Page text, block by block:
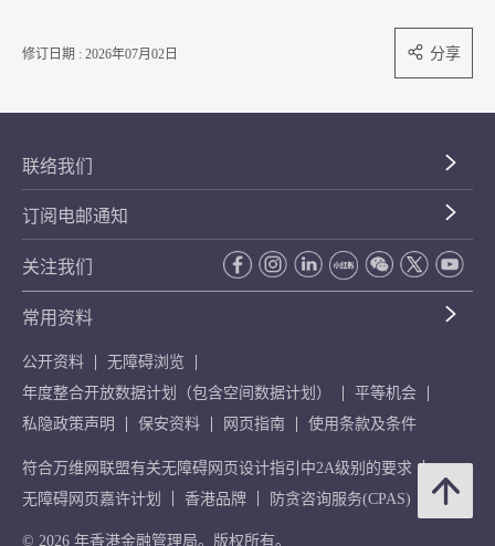
修订日期 : 2026年07月02日 分享
联络我们
订阅电邮通知
关注我们
常用资料
公开资料
无障碍浏览
年度整合开放数据计划（包含空间数据计划）
平等机会
私隐政策声明
保安资料 网页指南 使用条款及条件
符合万维网联盟有关无障碍网页设计指引中2A级别的要求
无障碍网页嘉许计划
香港品牌 防贪咨询服务(CPAS)
© 2026 年香港金融管理局。版权所有。